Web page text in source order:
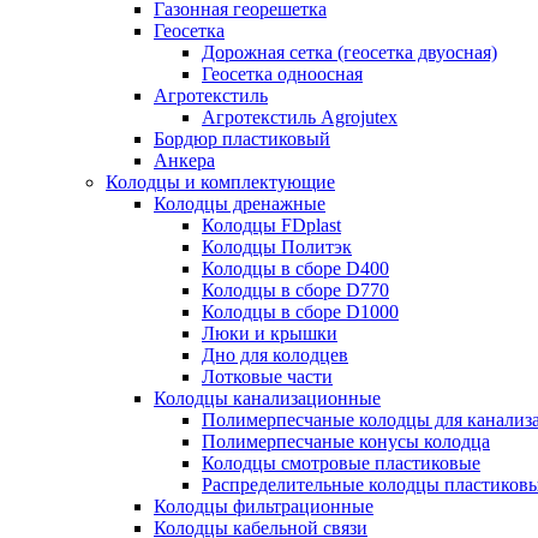
Газонная георешетка
Геосетка
Дорожная сетка (геосетка двуосная)
Геосетка одноосная
Агротекстиль
Агротекстиль Agrojutex
Бордюр пластиковый
Анкера
Колодцы и комплектующие
Колодцы дренажные
Колодцы FDplast
Колодцы Политэк
Колодцы в сборе D400
Колодцы в сборе D770
Колодцы в сборе D1000
Люки и крышки
Дно для колодцев
Лотковые части
Колодцы канализационные
Полимерпесчаные колодцы для
Полимерпесчаные конусы колодца
Колодцы смотровые пластиковые
Распределительные колодцы
Колодцы фильтрационные
Колодцы кабельной связи